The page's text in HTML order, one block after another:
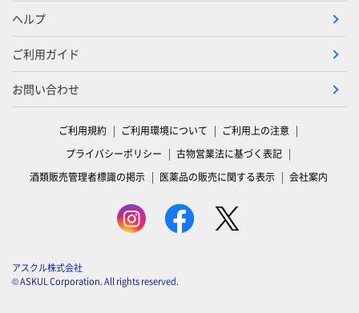
ヘルプ
ご利用ガイド
お問い合わせ
ご利用規約 ご利用環境について
ご利用上の注意
プライバシーポリシー
古物営業法に基づく表記
酒類販売管理者標識の掲示
医薬品の販売に関する表示 会社案内
アスクル株式会社
© ASKUL Corporation. All rights reserved.